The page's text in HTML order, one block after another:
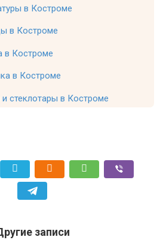
в Костроме
в Костроме
в Костроме
в Костроме
стеклотары в Костроме
записи